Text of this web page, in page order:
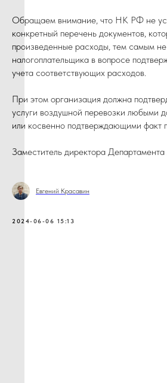
Бесплатные
Обращаем внимание, что НК РФ не
конкретный перечень документов,
произведенные расходы, тем самым
налогоплательщика в вопросе
учета соответствующих расходов.
При этом организация должна
услуги воздушной перевозки любыми
или косвенно подтверждающими факт
Заместитель директора
Евгений Красавин
2024-06-06 15:13